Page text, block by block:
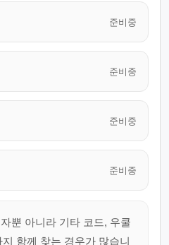
준비중
준비중
준비중
준비중
뿐 아니라 기타 코드, 우쿨
함께 찾는 경우가 많습니